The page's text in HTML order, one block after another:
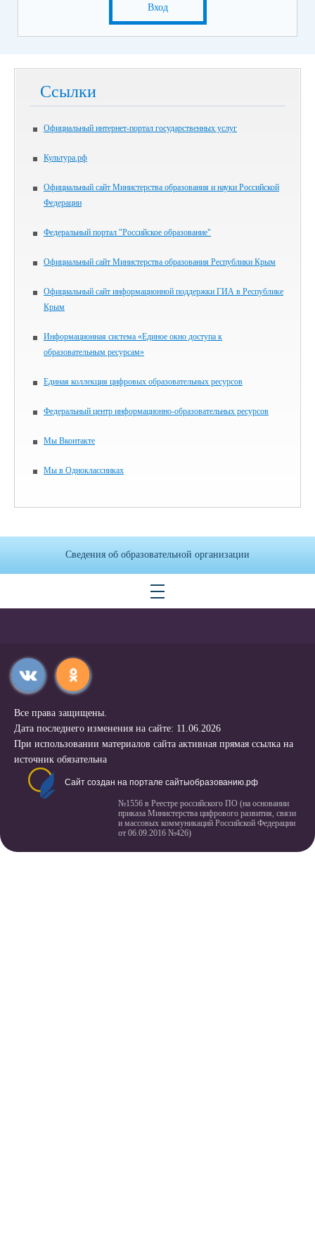
Вход
Ссылки
Официальный интернет-портал государственных услуг
Культура.рф
Официальный сайт Министерства образования и науки Российской
Федерации
Федеральный портал "Российское образование"
Официальный сайт Министерства образования Республики Крым
Официальный сайт информационной поддержки ГИА в Республике
Крым
Информационная система «Единое окно доступа к
образовательным ресурсам»
Единая коллекция цифровых образовательных ресурсов
Федеральный центр информационно-образовательных ресурсов
Мы Вконтакте
Мы в Одноклассниках
Сведения об образовательной организации
Все права защищены.
Дата последнего изменения на сайте: 11.06.2026
При использовании материалов сайта активная прямая ссылка на
источник обязательна
Сайт создан на портале сайтыобразованию.рф
№1556 в Реестре российского ПО (на основании
приказа Министерства цифрового развития, связи
и массовых коммуникаций Российской Федерации
от 06.09.2016 №426)